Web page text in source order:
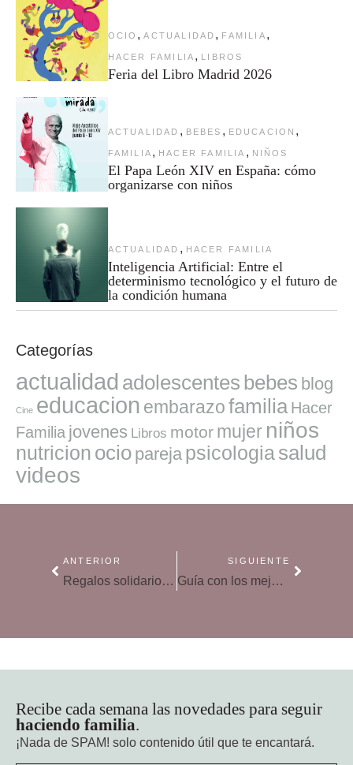
OCIO , ACTUALIDAD , FAMILIA ,
HACER FAMILIA , LIBROS
Feria del Libro Madrid 2026
ACTUALIDAD , BEBES , EDUCACION ,
FAMILIA , HACER FAMILIA , NIÑOS
El Papa León XIV en España: cómo
organizarse con niños
ACTUALIDAD , HACER FAMILIA
Inteligencia Artificial: Entre el
determinismo tecnológico y el futuro de
la condición humana
Categorías
actualidad adolescentes bebes blog
Cine educacion embarazofamilia Hacer
Familia jovenes Libros motor mujer niños
nutricion ocio pareja psicologiasalud
videos
ANTERIOR
Regalos solidarios: ideas especiales y significativas para tus seres queridos
SIGUIENTE
Guía con los mejores modelos de cámara de seguridad para el hogar
Recibe cada semana las novedades para seguir
haciendo familia.
¡Nada de SPAM! solo contenido útil que te encantará.